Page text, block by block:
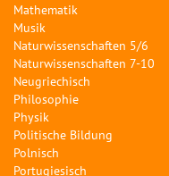
Mathematik
Musik
Naturwissenschaften 5/6
Naturwissenschaften 7-10
Neugriechisch
Philosophie
Physik
Politische Bildung
Polnisch
Portugiesisch